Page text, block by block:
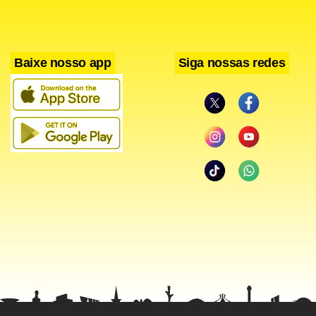
Antes de cobrança de escanteio, o árbitro norueguês
Baixe nosso app Siga nossas redes